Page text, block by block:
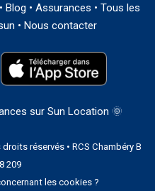
• Blog • Assurances • Tous les
• Nous contacter
sur Sun Location 🌞
droits réservés • RCS Chambéry B
209
les cookies ?